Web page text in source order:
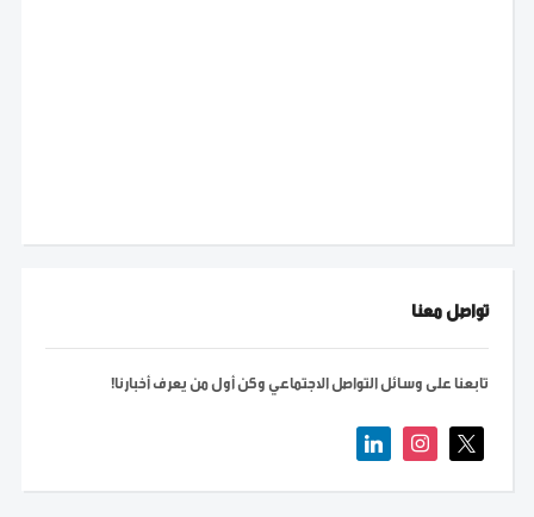
تواصل معنا
تابعنا على وسائل التواصل الاجتماعي وكن أول من يعرف أخبارنا!
instagram
linkedin